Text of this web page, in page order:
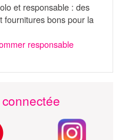
et responsable : des
fournitures bons pour la
responsable